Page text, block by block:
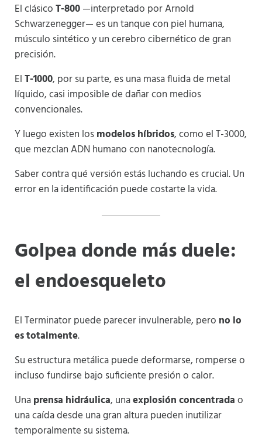
El clásicoT-800—interpretado por Arnold
Schwarzenegger— es un tanque con piel humana,
músculo sintético y un cerebro cibernético de gran
precisión.
ElT-1000, por su parte, es una masa fluida de metal
líquido, casi imposible de dañar con medios
convencionales.
Y luego existen losmodelos híbridos, como el T-3000,
que mezclan ADN humano con nanotecnología.
Saber contra qué versión estás luchando es crucial. Un
error en la identificación puede costarte la vida.
Golpea donde más duele:
el endoesqueleto
El Terminator puede parecer invulnerable, pero no lo
es totalmente.
Su estructura metálica puede deformarse, romperse o
incluso fundirse bajo suficiente presión o calor.
Unaprensa hidráulica, unaexplosión concentradao
una caída desde una gran altura pueden inutilizar
temporalmente su sistema.